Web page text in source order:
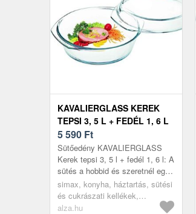
KAVALIERGLASS KEREK
TEPSI 3, 5 L + FEDÉL 1, 6 L
5 590 Ft
Sütőedény KAVALIERGLASS
Kerek tepsi 3, 5 l + fedél 1, 6 l: A
sütés a hobbid és szeretnél egy
szuper sütőedényt? A minőségi
KAVALIERGLASS Kerek teps...
simax, konyha, háztartás, sütési
és cukrászati kellékek,
sütőedények
alza.hu